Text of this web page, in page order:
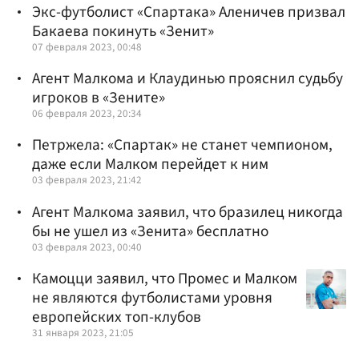
Экс-футболист «Спартака» Аленичев призвал
Бакаева покинуть «Зенит»
07 февраля 2023, 00:48
Агент Малкома и Клаудинью прояснил судьбу
игроков в «Зените»
06 февраля 2023, 20:34
Петржела: «Спартак» не станет чемпионом,
даже если Малком перейдет к ним
03 февраля 2023, 21:42
Агент Малкома заявил, что бразилец никогда
бы не ушел из «Зенита» бесплатно
03 февраля 2023, 00:40
Камоцци заявил, что Промес и Малком
не являются футболистами уровня
европейских топ-клубов
31 января 2023, 21:05